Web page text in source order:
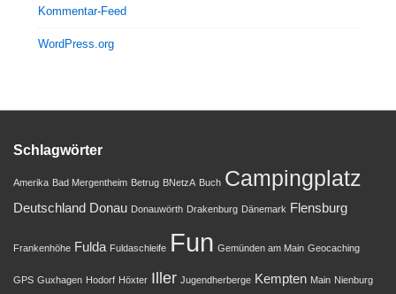
Kommentar-Feed
WordPress.org
Schlagwörter
Amerika Bad Mergentheim Betrug BNetzA Buch Campingplatz
Deutschland Donau Donauwörth Drakenburg Dänemark Flensburg
Frankenhöhe Fulda Fuldaschleife Fun Gemünden am Main Geocaching
GPS Guxhagen Hodorf Höxter Iller Jugendherberge Kempten Main Nienburg